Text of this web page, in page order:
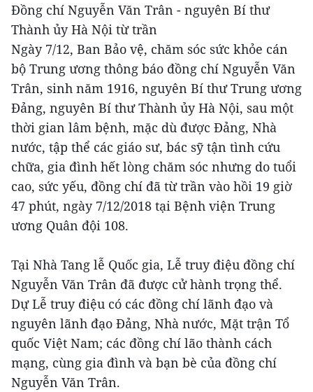
Đồng chí Nguyễn Văn Trân - nguyên Bí thư
Thành ủy Hà Nội từ trần
Ngày 7/12, Ban Bảo vệ, chăm sóc sức khỏe cán
bộ Trung ương thông báo đồng chí Nguyễn Văn
Trân, sinh năm 1916, nguyên Bí thư Trung ương
Đảng, nguyên Bí thư Thành ủy Hà Nội, sau một
thời gian lâm bệnh, mặc dù được Đảng, Nhà
nước, tập thể các giáo sư, bác sỹ tận tình cứu
chữa, gia đình hết lòng chăm sóc nhưng do tuổi
cao, sức yếu, đồng chí đã từ trần vào hồi 19 giờ
47 phút, ngày 7/12/2018 tại Bệnh viện Trung
ương Quân đội 108.
Tại Nhà Tang lễ Quốc gia, Lễ truy điệu đồng chí
Nguyễn Văn Trân đã được cử hành trọng thể.
Dự Lễ truy điệu có các đồng chí lãnh đạo và
nguyên lãnh đạo Đảng, Nhà nước, Mặt trận Tổ
quốc Việt Nam; các đồng chí lão thành cách
mạng, cùng gia đình và bạn bè của đồng chí
Nguyễn Văn Trân.